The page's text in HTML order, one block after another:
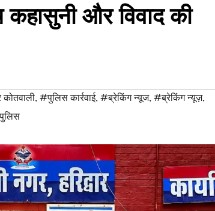
कहासुनी और विवाद की
, #पुलिस कार्रवाई, #ब्रेकिंग न्यूज, #ब्रेकिंग न्यूज़,
पुलिस